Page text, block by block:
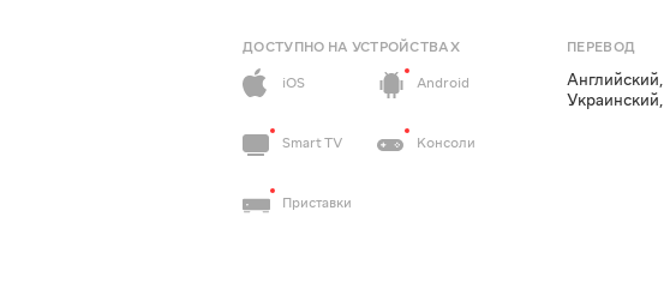
ДОСТУПНО НА УСТРОЙСТВАХ
iOS
Android
Smart TV Консоли
Приставки
ПЕРЕВОД
Английский,
Украинский,